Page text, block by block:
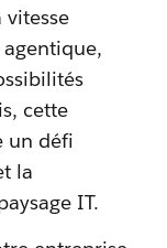
vitesse
cette
un défi
la
IT.